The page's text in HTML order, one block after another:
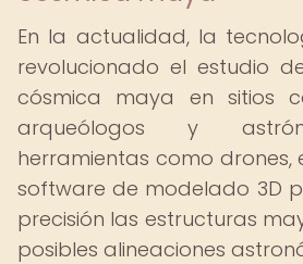
En la actualidad, la
revolucionado el estudio
cósmica maya en sitios
arqueólogos y
herramientas como drones,
software de modelado 3D
precisión las estructuras
posibles alineaciones